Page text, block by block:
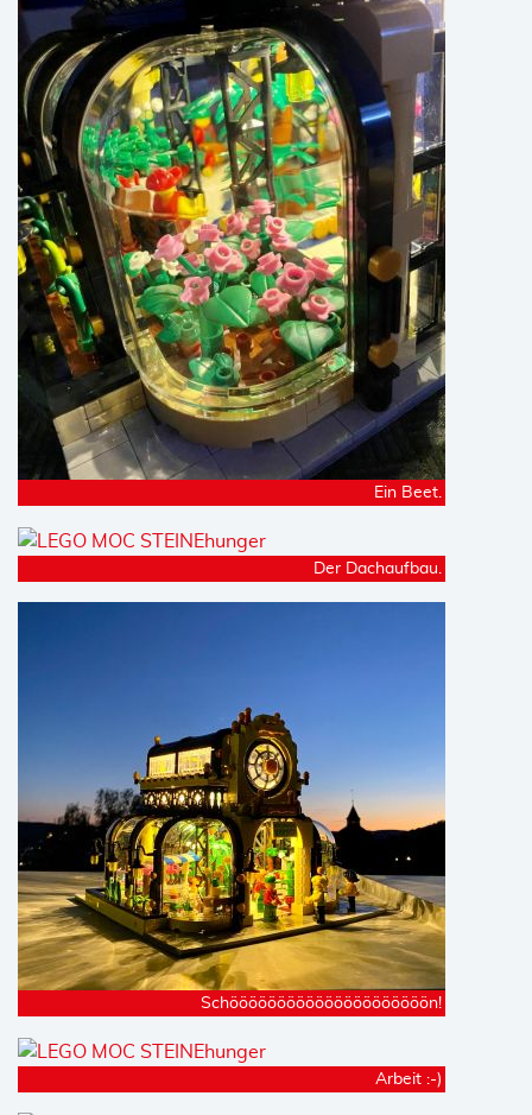
Ein Beet.
Der Dachaufbau.
Schööööööööööööööööööööön!
Arbeit :-)